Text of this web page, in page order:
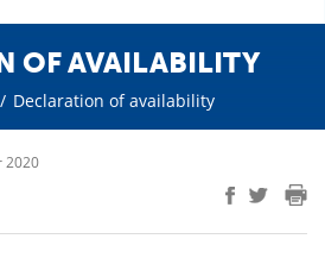
OF AVAILABILITY
/ Declaration of availability
2020